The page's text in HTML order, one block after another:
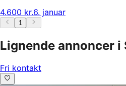
4.600 kr.6. januar
1
Lignende annoncer i
Fri kontakt